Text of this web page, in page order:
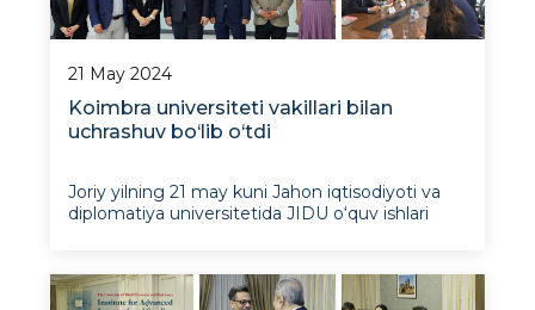
21 May 2024
Koimbra universiteti vakillari bilan
uchrashuv bo‘lib o‘tdi
Joriy yilning 21 may kuni Jahon iqtisodiyoti va
diplomatiya universitetida JIDU o‘quv ishlari
Koimbra universiteti (Portugaliya) professor-
o‘qituvchilari bilan uchrashuvi bo‘lib